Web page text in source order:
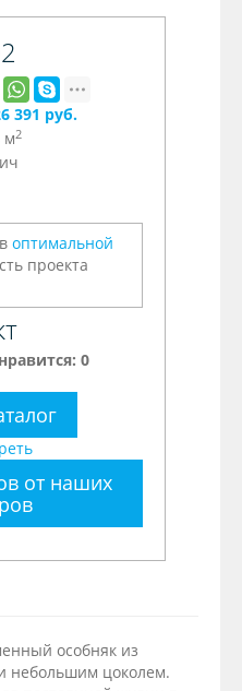
391 руб.
м2
оптимальной
проекта
0
от наших
особняк из
небольшим цоколем.